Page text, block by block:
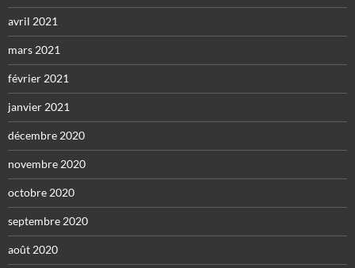
avril 2021
mars 2021
février 2021
janvier 2021
décembre 2020
novembre 2020
octobre 2020
septembre 2020
août 2020